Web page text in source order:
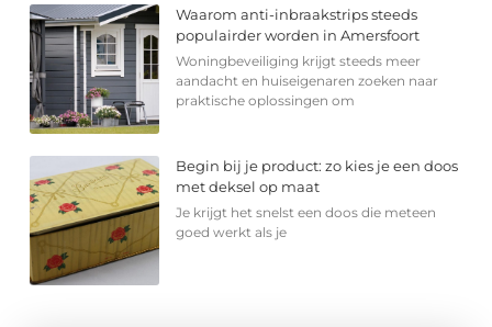
Waarom anti-inbraakstrips steeds
populairder worden in Amersfoort
Woningbeveiliging krijgt steeds meer
aandacht en huiseigenaren zoeken naar
praktische oplossingen om
Begin bij je product: zo kies je een doos
met deksel op maat
Je krijgt het snelst een doos die meteen
goed werkt als je